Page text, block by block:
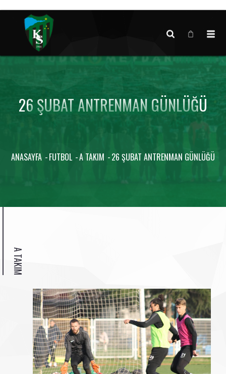
26 ŞUBAT ANTRENMAN GÜNLÜĞÜ
ANASAYFA FUTBOL A TAKIM 26 ŞUBAT ANTRENMAN GÜNLÜĞÜ
A TAKIM